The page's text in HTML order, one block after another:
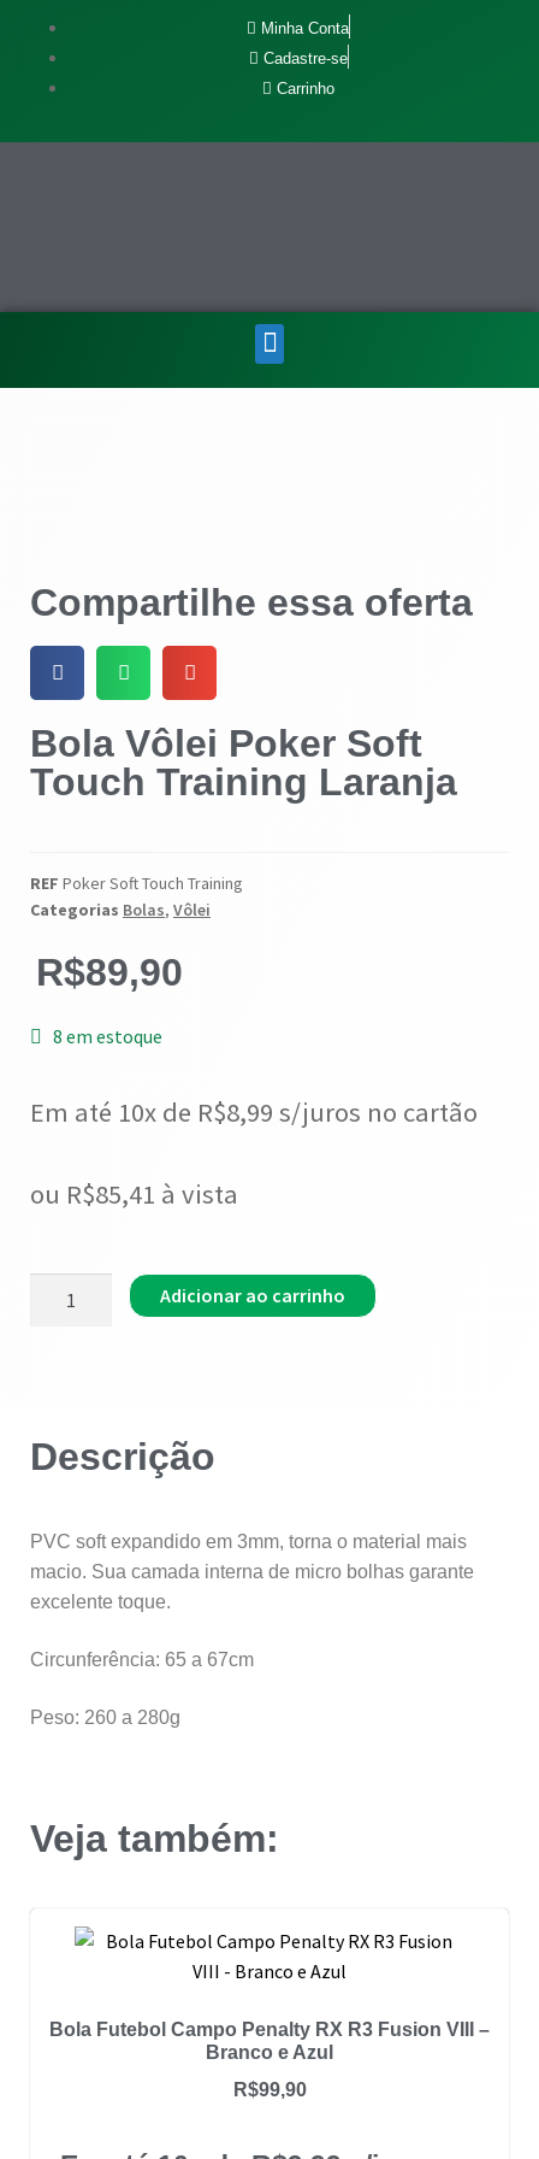
Minha Conta
Cadastre-se
Carrinho
Compartilhe essa oferta
Bola Vôlei Poker Soft
Touch Training Laranja
REF Poker Soft Touch Training
Categorias Bolas, Vôlei
R$89,90
8 em estoque
Em até 10x de R$8,99 s/juros no cartão
ou R$85,41 à vista
Adicionar ao carrinho
Descrição
PVC soft expandido em 3mm, torna o material mais
macio. Sua camada interna de micro bolhas garante
excelente toque.
Circunferência: 65 a 67cm
Peso: 260 a 280g
Veja também:
Bola Futebol Campo Penalty RX R3 Fusion VIII –
Branco e Azul
R$99,90